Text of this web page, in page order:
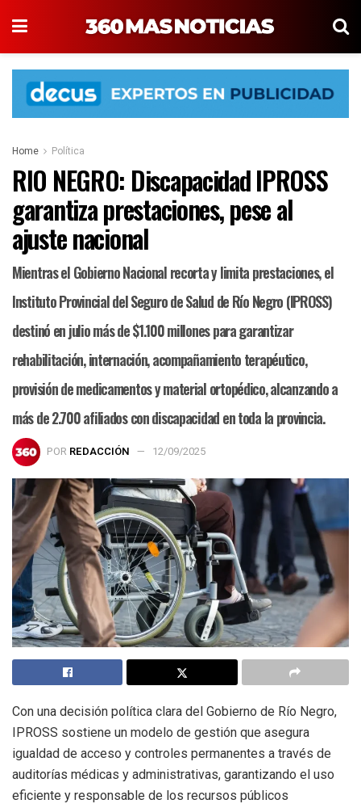
Home Política
RIO NEGRO: Discapacidad IPROSS
garantiza prestaciones, pese al
ajuste nacional
Mientras el Gobierno Nacional recorta y limita prestaciones, el
Instituto Provincial del Seguro de Salud de Río Negro (IPROSS)
destinó en julio más de $1.100 millones para garantizar
rehabilitación, internación, acompañamiento terapéutico,
provisión de medicamentos y material ortopédico, alcanzando a
más de 2.700 afiliados con discapacidad en toda la provincia.
POR REDACCIÓN 12/09/2025
Con una decisión política clara del Gobierno de Río Negro,
IPROSS sostiene un modelo de gestión que asegura
igualdad de acceso y controles permanentes a través de
auditorías médicas y administrativas, garantizando el uso
eficiente y responsable de los recursos públicos